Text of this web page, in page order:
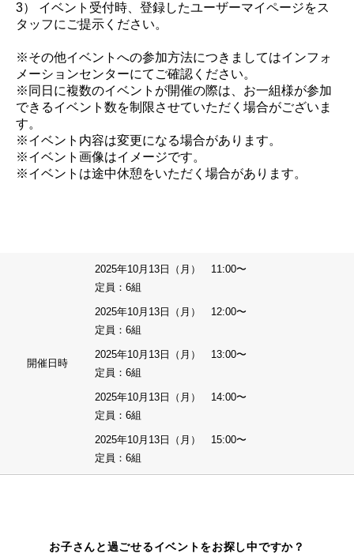
3） イベント受付時、登録したユーザーマイページをス
タッフにご提示ください。
※その他イベントへの参加方法につきましてはインフォ
メーションセンターにてご確認ください。
※同日に複数のイベントが開催の際は、お一組様が参加
できるイベント数を制限させていただく場合がございま
す。
※イベント内容は変更になる場合があります。
※イベント画像はイメージです。
※イベントは途中休憩をいただく場合があります。
開催日時
2025年10月13日（月） 11:00〜
定員：6組
2025年10月13日（月） 12:00〜
定員：6組
2025年10月13日（月） 13:00〜
定員：6組
2025年10月13日（月） 14:00〜
定員：6組
2025年10月13日（月） 15:00〜
定員：6組
お子さんと過ごせるイベントをお探し中ですか？